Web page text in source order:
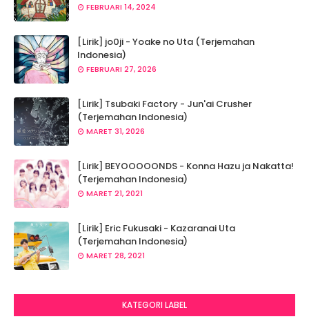
FEBRUARI 14, 2024
[Lirik] jo0ji - Yoake no Uta (Terjemahan
Indonesia)
FEBRUARI 27, 2026
[Lirik] Tsubaki Factory - Jun'ai Crusher
(Terjemahan Indonesia)
MARET 31, 2026
[Lirik] BEYOOOOONDS - Konna Hazu ja Nakatta!
(Terjemahan Indonesia)
MARET 21, 2021
[Lirik] Eric Fukusaki - Kazaranai Uta
(Terjemahan Indonesia)
MARET 28, 2021
KATEGORI LABEL